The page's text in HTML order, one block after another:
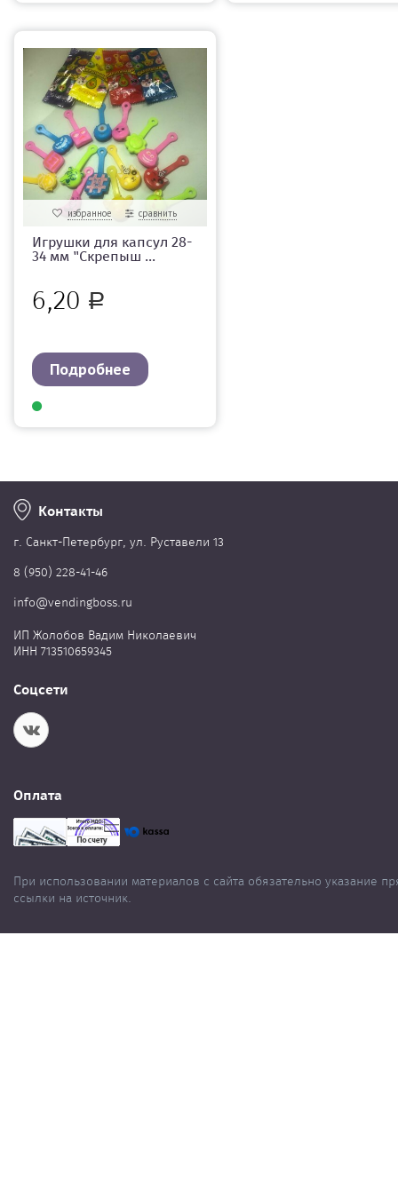
избранное сравнить
Игрушки для капсул 28-
34 мм "Скрепыш ...
6,20 Р
Подробнее
Контакты
г. Cанкт-Петербург, ул. Руставели 13
8 (950) 228-41-46
info@vendingboss.ru
ИП Жолобов Вадим Николаевич
ИНН 713510659345
Соцсети
Оплата
При использовании материалов с сайта обязательно указание
ссылки на источник.